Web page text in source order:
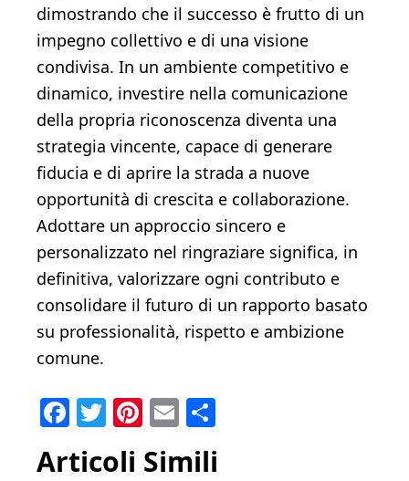
dimostrando che il successo è frutto di un
impegno collettivo e di una visione
condivisa. In un ambiente competitivo e
dinamico, investire nella comunicazione
della propria riconoscenza diventa una
strategia vincente, capace di generare
fiducia e di aprire la strada a nuove
opportunità di crescita e collaborazione.
Adottare un approccio sincero e
personalizzato nel ringraziare significa, in
definitiva, valorizzare ogni contributo e
consolidare il futuro di un rapporto basato
su professionalità, rispetto e ambizione
comune.
Facebook
Twitter
Pinterest
Email
Articoli Simili